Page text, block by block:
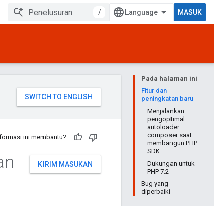
/ MASUK
Pada halaman ini
Fitur dan
peningkatan baru
Menjalankan
pengoptimal
autoloader
composer saat
membangun PHP
SDK
Dukungan untuk
PHP 7.2
Bug yang
diperbaiki
ini membantu?
KIRIM MASUKAN